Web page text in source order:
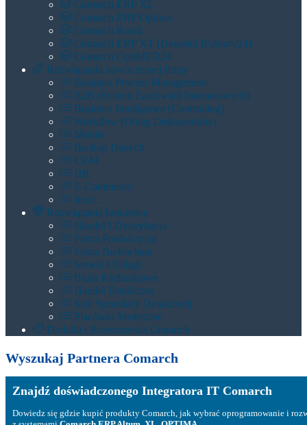
Comarch ERP XL
Comarch ERP Optima
Comarch Retail
Comarch ERP XT (dawniej IFaktury24)
Comarch OptiMED24
Rozwiązania nowoczesnej firmy
Business Process Management
B2B (System Zamówień Internetowych)
Business Intelligence (Controlling)
Workflow (Obieg Dokumentów)
Mobile
Backup Danych
CRM
HR
E-Commerce
Inne...
Rozwiązania branżowe
Handel I Dystrybucja
Firma Produkcyjna
Firma Budowlana
Serwis I Usługi
Biura Rachunkowe
Handel Detaliczny
Sieć Sprzedaży Detalicznej
Placówki Medyczne
Dodatki i Rozszerzenia Comarch
Wyszukaj Partnera Comarch
Znajdź doświadczonego Integratora IT Comarch
Dowiedz się gdzie kupić produkty Comarch, jak wybrać oprogramowanie i